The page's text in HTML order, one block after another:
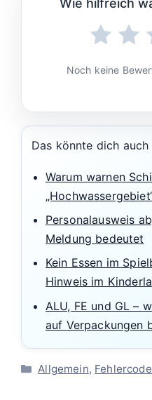
Wie hilfreich
Noch keine
Das könnte dich auch
Warum warnen
Personalausweis
Meldung bedeutet
Kein Essen im
Hinweis im
ALU, FE und GL –
auf Verpackungen
Kategorien
Allgemein,